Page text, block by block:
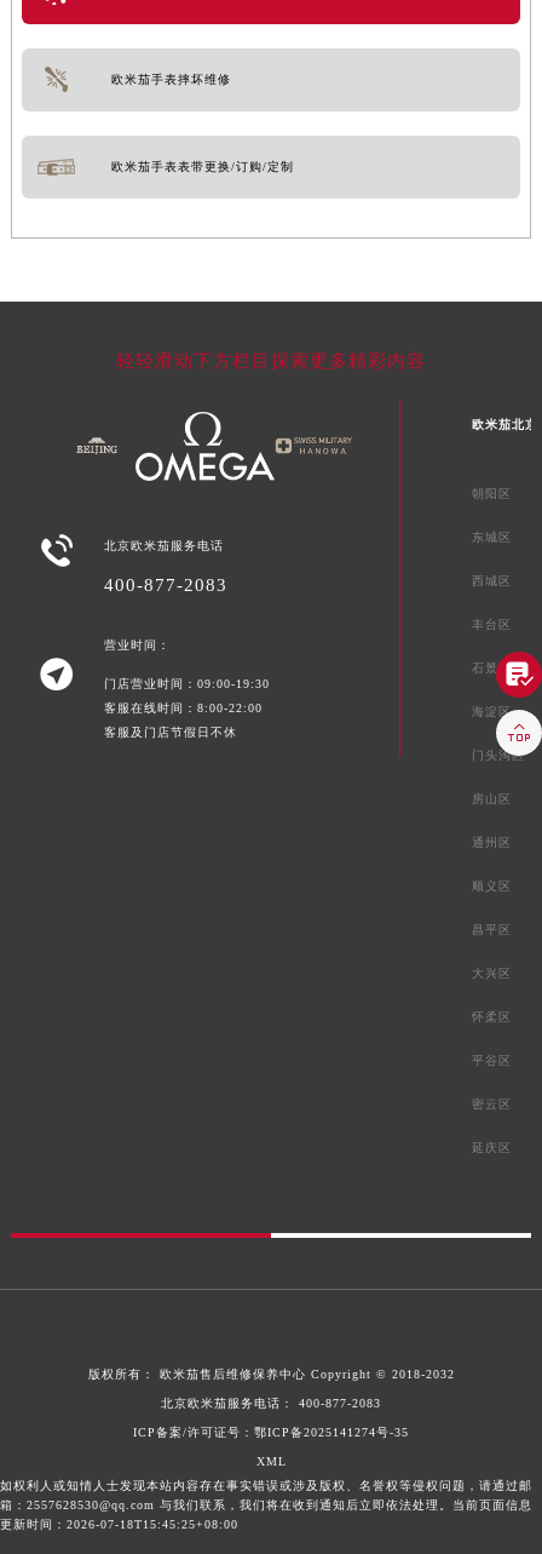
欧米茄手表摔坏维修
欧米茄手表表带更换/订购/定制
轻轻滑动下方栏目探索更多精彩内容
 北京欧米茄服务电话
400-877-2083

营业时间：
门店营业时间：09:00-19:30
客服在线时间：8:00-22:00
客服及门店节假日不休
欧米茄北京
朝阳区
东城区
西城区
丰台区
石景山区
海淀区
门头沟区
房山区
通州区
顺义区
昌平区
大兴区
怀柔区
平谷区
密云区
延庆区
版权所有： 欧米茄售后维修保养中心 Copyright © 2018-2032
北京欧米茄服务电话： 400-877-2083
ICP备案/许可证号：鄂ICP备2025141274号-35
XML
如权利人或知情人士发现本站内容存在事实错误或涉及版权、名誉权等侵权问题，请通过邮
箱：2557628530@qq.com 与我们联系，我们将在收到通知后立即依法处理。当前页面信息
更新时间：2026-07-18T15:45:25+08:00

